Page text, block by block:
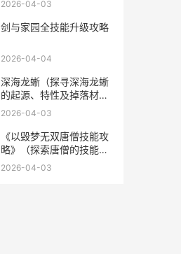
2026-04-03
剑与家园全技能升级攻略
2026-04-04
深海龙蜥（探寻深海龙蜥
的起源、特性及掉落材
料）
2026-04-03
《以毁梦无双唐僧技能攻
略》（探索唐僧的技能组
合，解锁最强输出！）
2026-04-03